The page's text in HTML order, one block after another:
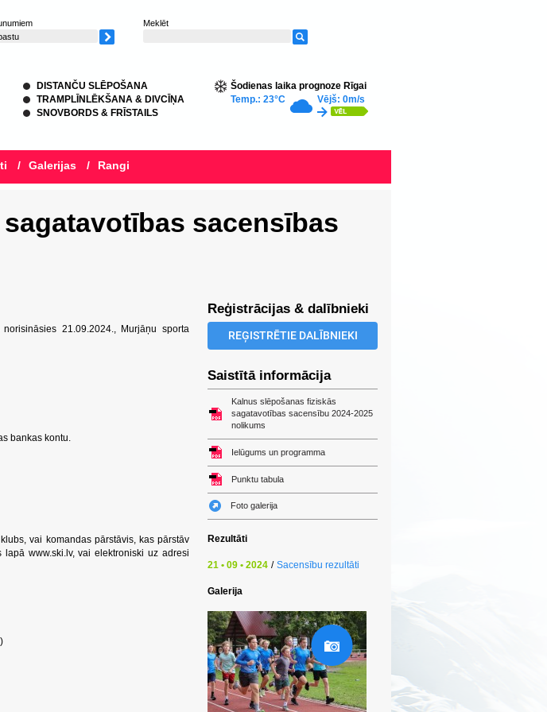
Meklēt
DISTANČU SLĒPOŠANA
TRAMPLĪNLĒKŠANA & DIVCĪŅA
SNOVBORDS & FRĪSTAILS
Šodienas laika prognoze Rīgai
Temp.: 23°C
Vējš: 0m/s
/ Galerijas / Rangi
sacensības
21.09.2024., Murjāņu sporta
bankas kontu.
vai komandas pārstāvis, kas pārstāv
www.ski.lv, vai elektroniski uz adresi
Reģistrācijas & dalībnieki
REĢISTRĒTIE DALĪBNIEKI
Saistītā informācija
Kalnus slēpošanas fiziskās
sagatavotības sacensību 2024-2025
nolikums
Ielūgums un programma
Punktu tabula
Foto galerija
Rezultāti
21 • 09 • 2024 / Sacensību rezultāti
Galerija